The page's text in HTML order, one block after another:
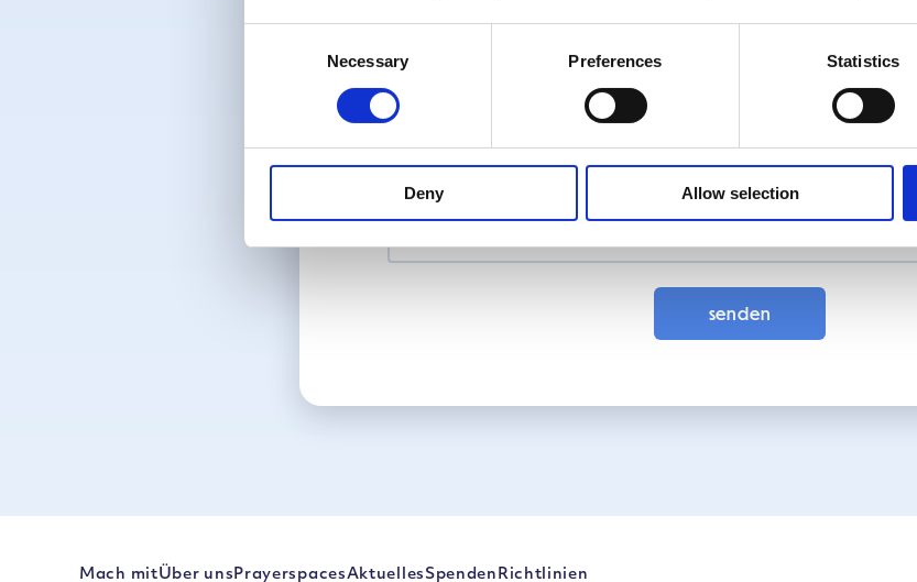
Necessary Preferences Statistics
Deny Allow selection
Nachricht
senden
Mach mitÜber unsPrayerspacesAktuelles Spenden Richtlinien